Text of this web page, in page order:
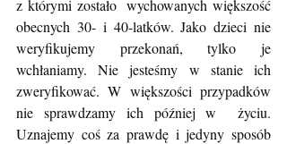
z którymi zostało  wychowanych większość
obecnych 30- i 40-latków. Jako dzieci nie
weryfikujemy przekonań, tylko je
wchłaniamy. Nie jesteśmy w stanie ich
zweryfikować. W większości przypadków
nie sprawdzamy ich później w  życiu.
Uznajemy coś za prawdę i jedyny sposób